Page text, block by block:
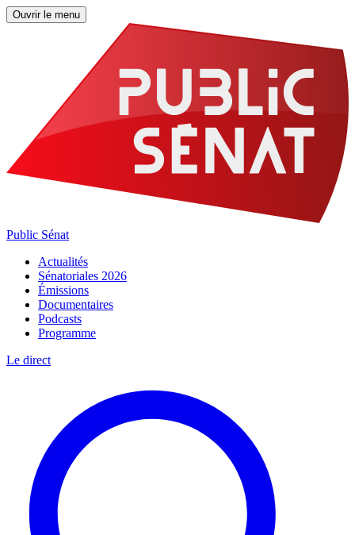
Ouvrir le menu
Public Sénat
Actualités
Sénatoriales 2026
Émissions
Documentaires
Podcasts
Programme
Le direct